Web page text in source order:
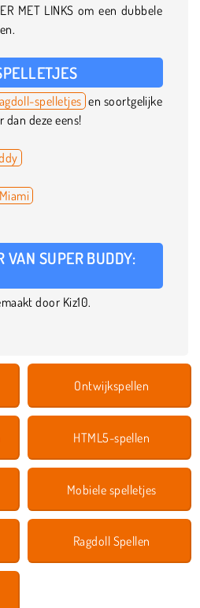
MET LINKS om een dubbele
spelletjes en soortgelijke
dan deze eens!
VAN SUPER BUDDY:
door Kiz10.
Ontwijkspellen
HTML5-spellen
Mobiele spelletjes
Ragdoll Spellen